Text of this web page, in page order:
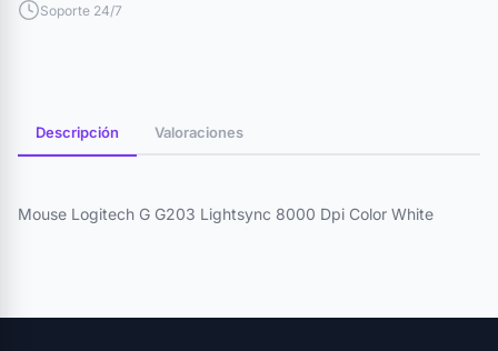
Soporte 24/7
Descripción Valoraciones
Mouse Logitech G G203 Lightsync 8000 Dpi Color White